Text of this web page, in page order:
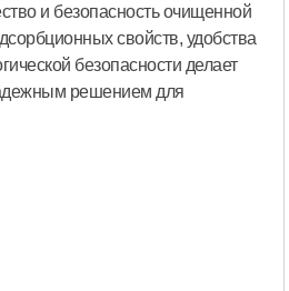
и безопасность очищенной
свойств, удобства
безопасности делает
решением для